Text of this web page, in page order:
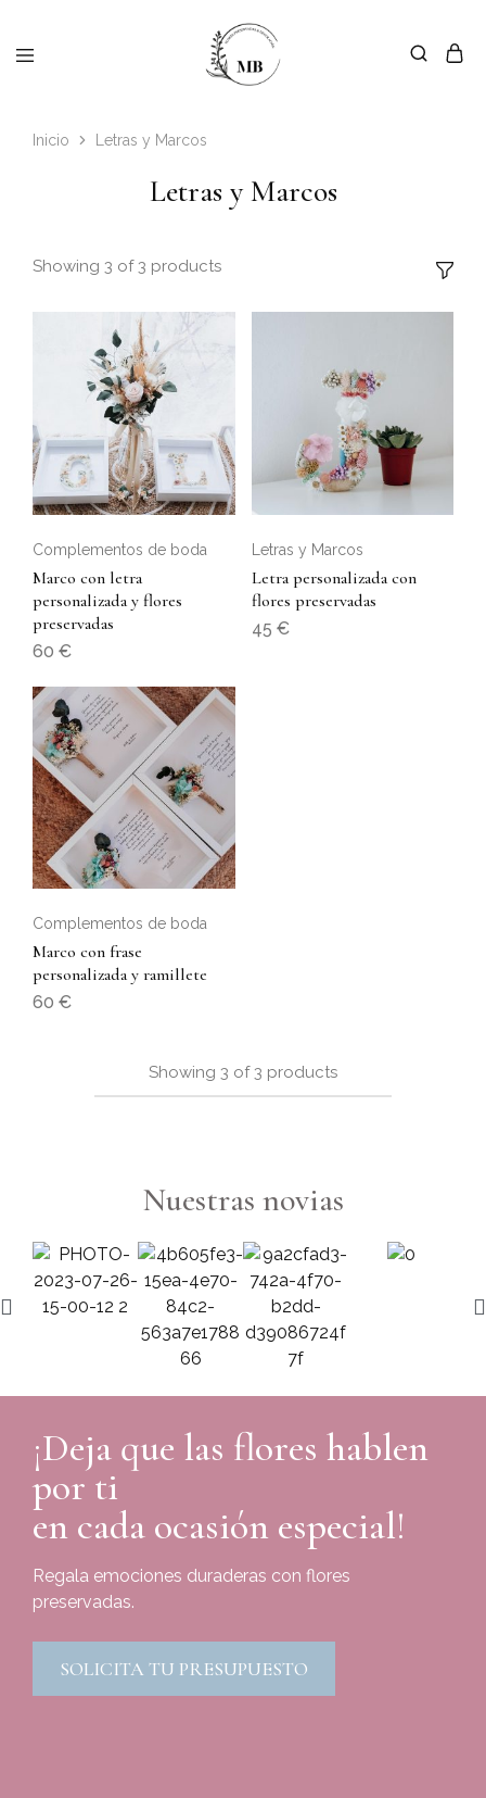
Inicio Letras y Marcos
Letras y Marcos
Showing 3 of3 products
Complementos de boda
Marco con letra
personalizada y flores
preservadas
60 €
Letras y Marcos
Letra personalizada con
flores preservadas
45 €
Complementos de boda
Marco con frase
personalizada y ramillete
60 €
Showing 3 of3 products
Nuestras novias
¡Deja que las flores hablen
por ti
en cada ocasión especial!
Regala emociones duraderas con flores
preservadas.
SOLICITA TU PRESUPUESTO